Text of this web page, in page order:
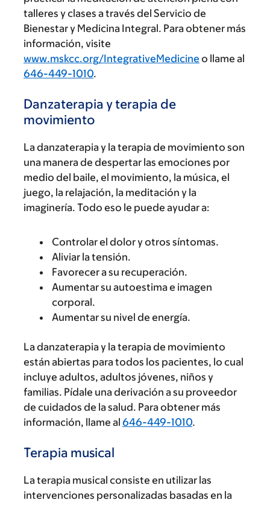
talleres y clases a través del Servicio de
Bienestar y Medicina Integral. Para obtener más
información, visite
www.mskcc.org/IntegrativeMedicine o llame al
646-449-1010.
Danzaterapia y terapia de
movimiento
La danzaterapia y la terapia de movimiento son
una manera de despertar las emociones por
medio del baile, el movimiento, la música, el
juego, la relajación, la meditación y la
imaginería. Todo eso le puede ayudar a:
Controlar el dolor y otros síntomas.
Aliviar la tensión.
Favorecer a su recuperación.
Aumentar su autoestima e imagen
corporal.
Aumentar su nivel de energía.
La danzaterapia y la terapia de movimiento
están abiertas para todos los pacientes, lo cual
incluye adultos, adultos jóvenes, niños y
familias. Pídale una derivación a su proveedor
de cuidados de la salud. Para obtener más
información, llame al 646-449-1010.
Terapia musical
La terapia musical consiste en utilizar las
intervenciones personalizadas basadas en la